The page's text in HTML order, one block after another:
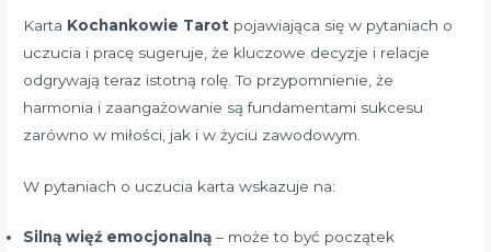
Karta Kochankowie Tarot pojawiająca się w pytaniach o
uczucia i pracę sugeruje, że kluczowe decyzje i relacje
odgrywają teraz istotną rolę. To przypomnienie, że
harmonia i zaangażowanie są fundamentami sukcesu
zarówno w miłości, jak i w życiu zawodowym.
W pytaniach o uczucia karta wskazuje na:
Silną więź emocjonalną – może to być początek